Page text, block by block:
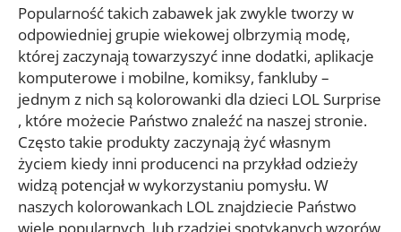
Popularność takich zabawek jak zwykle tworzy w
odpowiedniej grupie wiekowej olbrzymią modę,
której zaczynają towarzyszyć inne dodatki, aplikacje
komputerowe i mobilne, komiksy, fankluby –
jednym z nich są kolorowanki dla dzieci LOL Surprise
, które możecie Państwo znaleźć na naszej stronie.
Często takie produkty zaczynają żyć własnym
życiem kiedy inni producenci na przykład odzieży
widzą potencjał w wykorzystaniu pomysłu. W
naszych kolorowankach LOL znajdziecie Państwo
wiele popularnych, lub rzadziej spotykanych wzorów